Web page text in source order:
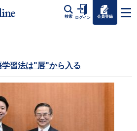
検索 ログイン 会員登録
習法は"唇"から入る